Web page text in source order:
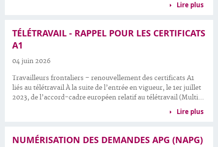
Lire plus
TÉLÉTRAVAIL - RAPPEL POUR LES CERTIFICATS
A1
04 juin 2026
Travailleurs frontaliers – renouvellement des certificats A1
liés au télétravail À la suite de l’entrée en vigueur, le 1er juillet
2023, de l’accord-cadre européen relatif au télétravail (Multi...
Lire plus
NUMÉRISATION DES DEMANDES APG (NAPG)